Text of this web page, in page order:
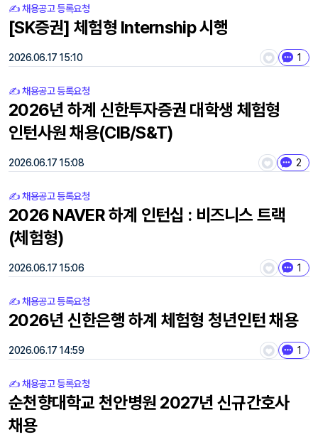
✍️ 채용공고 등록요청
[SK증권] 체험형 Internship 시행
2026.06.17 15:10 1
✍️ 채용공고 등록요청
2026년 하계 신한투자증권 대학생 체험형
인턴사원 채용(CIB/S&T)
2026.06.17 15:08 2
✍️ 채용공고 등록요청
2026 NAVER 하계 인턴십 : 비즈니스 트랙
(체험형)
2026.06.17 15:06 1
✍️ 채용공고 등록요청
2026년 신한은행 하계 체험형 청년인턴 채용
2026.06.17 14:59 1
✍️ 채용공고 등록요청
순천향대학교 천안병원 2027년 신규간호사
채용